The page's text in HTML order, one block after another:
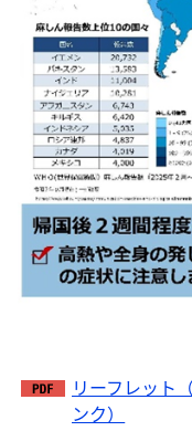
リーフレット
ンク）